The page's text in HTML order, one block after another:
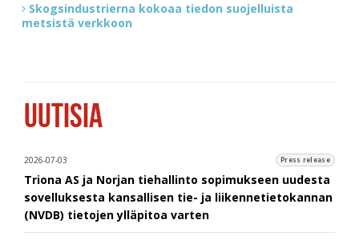
Skogsindustrierna kokoaa tiedon suojelluista
metsistä verkkoon
UUTISIA
2026-07-03 Press release
Triona AS ja Norjan tiehallinto sopimukseen uudesta
sovelluksesta kansallisen tie- ja liikennetietokannan
(NVDB) tietojen ylläpitoa varten